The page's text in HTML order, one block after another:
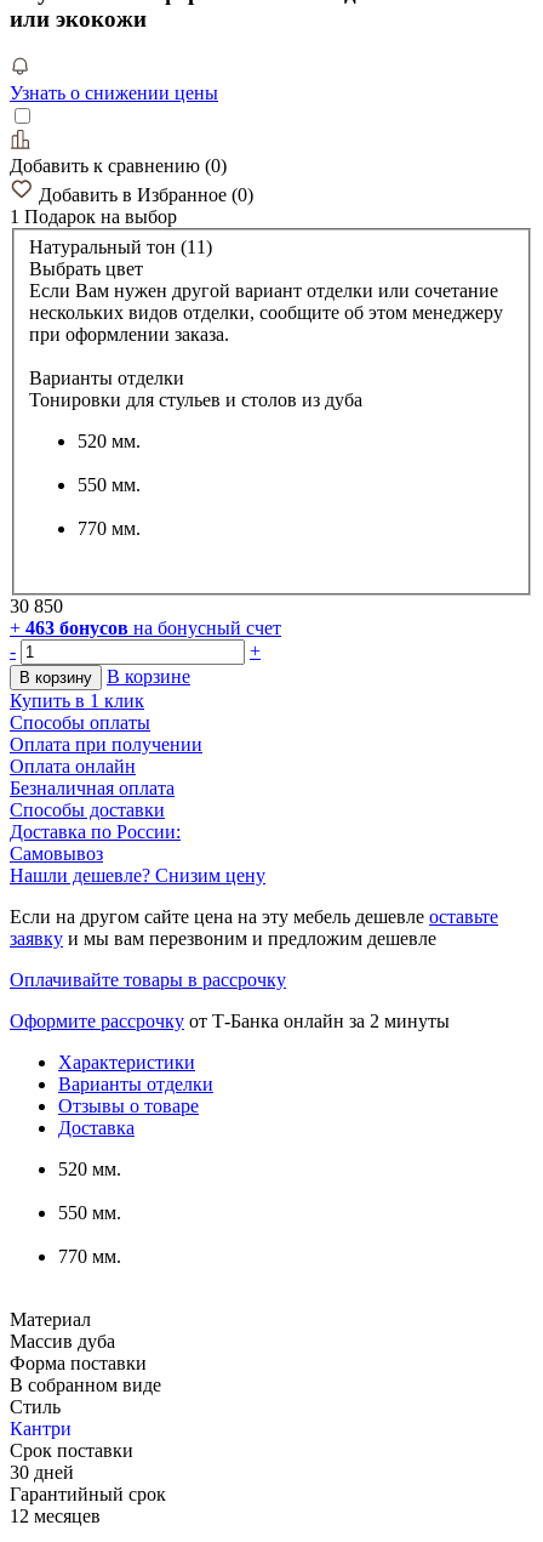
или экокожи
Узнать о снижении цены
Добавить к сравнению (0)
Добавить в Избранное (0)
1 Подарок на выбор
Натуральный тон (11)
Выбрать цвет
Если Вам нужен другой вариант отделки или сочетание
нескольких видов отделки, сообщите об этом менеджеру
при оформлении заказа.
Варианты отделки
Тонировки для стульев и столов из дуба
520 мм.
550 мм.
770 мм.
30 850
+ 463 бонусов на бонусный счет
-
+
В корзину
В корзине
Купить в 1 клик
Способы оплаты
Оплата при получении
Оплата онлайн
Безналичная оплата
Способы доставки
Доставка по России:
Самовывоз
Нашли дешевле? Снизим цену
Если на другом сайте цена на эту мебель дешевле оставьте
заявку и мы вам перезвоним и предложим дешевле
Оплачивайте товары в рассрочку
Оформите рассрочку от Т-Банка онлайн за 2 минуты
Характеристики
Варианты отделки
Отзывы о товаре
Доставка
520 мм.
550 мм.
770 мм.
Материал
Массив дуба
Форма поставки
В собранном виде
Стиль
Кантри
Срок поставки
30 дней
Гарантийный срок
12 месяцев